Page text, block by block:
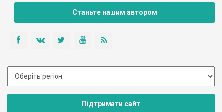
Станьте нашим автором
Підтримати сайт